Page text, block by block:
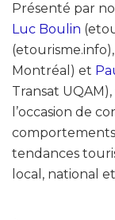
Présenté par
Luc Boulin
(etourisme.info),
Montréal) et
Transat
l’occasion de
comportements
tendances
local, national